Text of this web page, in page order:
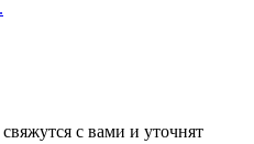
с вами и уточнят